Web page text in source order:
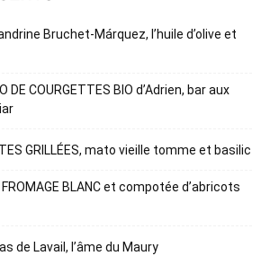
Bruchet-Márquez, l’huile d’olive et
DE COURGETTES BIO d’Adrien, bar aux
GRILLÉES, mato vieille tomme et basilic
BLANC et compotée d’abricots
de Lavail, l’âme du Maury